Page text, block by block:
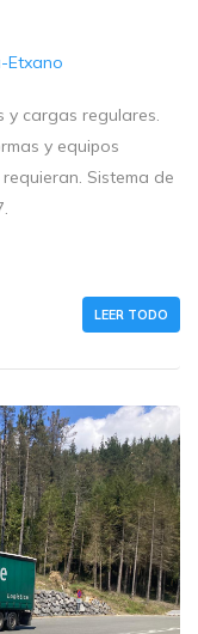
Etxano
y cargas regulares.
y equipos
Sistema de
LEER TODO